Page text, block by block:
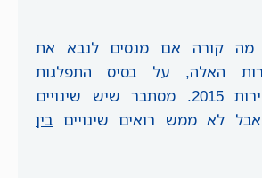
מה קורה אם מנסים לנבא את
האלה, על בסיס התפלגות
שינויים
לא ממש רואים שינויים בין